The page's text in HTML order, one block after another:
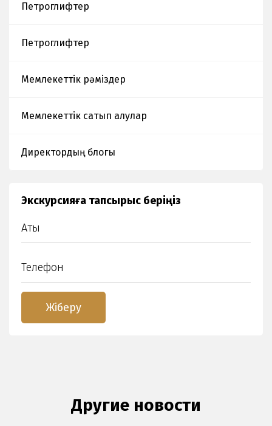
Петроглифтер
Петроглифтер
Мемлекеттік рәміздер
Мемлекеттік сатып алулар
Директордың блогы
Экскурсияға тапсырыс беріңіз
Другие новости